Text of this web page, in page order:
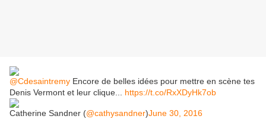
@Cdesaintremy Encore de belles idées pour mettre en scène tes
Denis Vermont et leur clique... https://t.co/RxXDyHk7ob
Catherine Sandner (@cathysandner)June 30, 2016